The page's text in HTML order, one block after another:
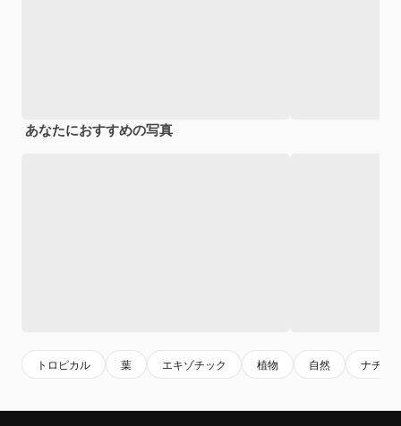
あなたにおすすめの写真
トロピカル 葉 エキゾチック 植物 自然 ナチュ